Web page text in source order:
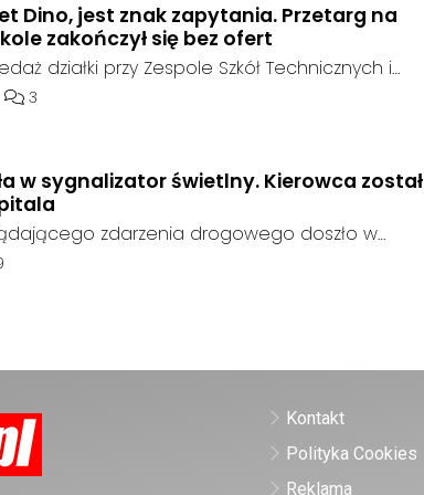
Dino, jest znak zapytania. Przetarg na
zakończył się bez ofert
działki przy Zespole Szkół Technicznych i
w Kędzierzynie-Koźlu zakończył się bez
Liczba komentarzy artykułu:
3
w sygnalizator świetlny. Kierowca został
zdarzenia drogowego doszło w
Około godziny 6:30 kierujący samochodem
Kontakt
Polityka Cookies
Reklama